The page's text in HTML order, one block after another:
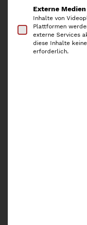
Rösle
Silikonrand gefertigt
oder Töpfe zu
Umfüllen ist somit
Externe Medien
Inhalte von
Plattformen
externe Services
diese Inhalte
erforderlich.